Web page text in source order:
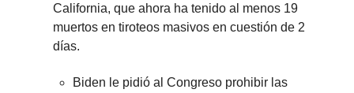
California, que ahora ha tenido al menos 19
muertos en tiroteos masivos en cuestión de 2
días.
Biden le pidió al Congreso prohibir las